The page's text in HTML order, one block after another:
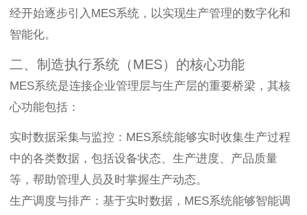
经开始逐步引入MES系统，以实现生产管理的数字化和
智能化。
二、制造执行系统（MES）的核心功能
MES系统是连接企业管理层与生产层的重要桥梁，其核
心功能包括：
实时数据采集与监控：MES系统能够实时收集生产过程
中的各类数据，包括设备状态、生产进度、产品质量
等，帮助管理人员及时掌握生产动态。
生产调度与排产：基于实时数据，MES系统能够智能调